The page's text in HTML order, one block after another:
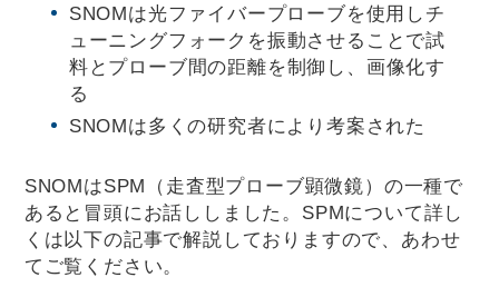
SNOMは光ファイバープローブを使用しチ
ューニングフォークを振動させることで試
料とプローブ間の距離を制御し、画像化す
る
SNOMは多くの研究者により考案された
SNOMはSPM（走査型プローブ顕微鏡）の一種で
あると冒頭にお話ししました。SPMについて詳し
くは以下の記事で解説しておりますので、あわせ
てご覧ください。